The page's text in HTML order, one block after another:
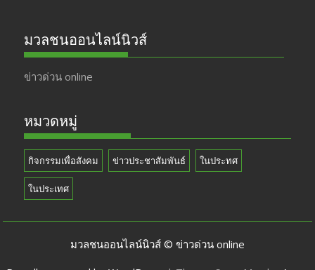
มวลชนออนไลน์นิวส์
ข่าวด่วน online
หมวดหมู่
กิจกรรมเพื่อสังคม ข่าวประชาสัมพันธ์ ในประทศ
ในประเทศ
มวลชนออนไลน์นิวส์ © ข่าวด่วน online